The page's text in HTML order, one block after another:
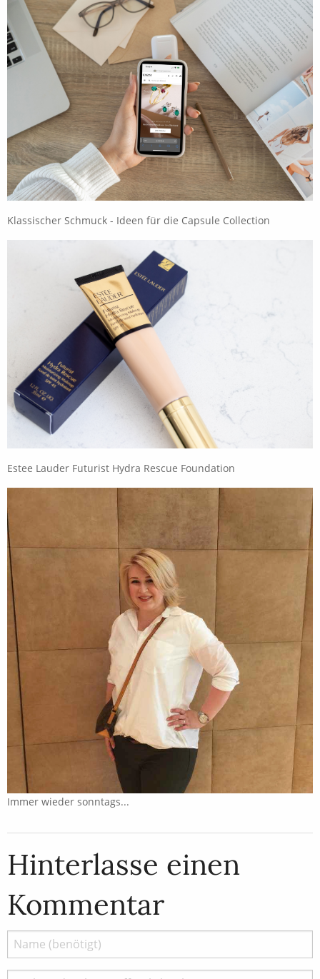
Klassischer Schmuck - Ideen für die Capsule Collection
Estee Lauder Futurist Hydra Rescue Foundation
Immer wieder sonntags...
Hinterlasse einen
Kommentar